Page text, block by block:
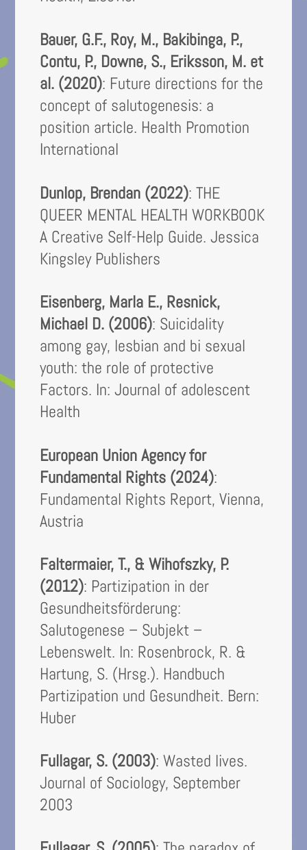
Bauer, G.F., Roy, M., Bakibinga, P.,
Contu, P., Downe, S., Eriksson, M. et
al. (2020): Future directions for the
concept of salutogenesis: a
position article. Health Promotion
International
Dunlop, Brendan (2022): THE
QUEER MENTAL HEALTH WORKBOOK
A Creative Self-Help Guide. Jessica
Kingsley Publishers
Eisenberg, Marla E., Resnick,
Michael D. (2006): Suicidality
among gay, lesbian and bi sexual
youth: the role of protective
Factors. In: Journal of adolescent
Health
European Union Agency for
Fundamental Rights (2024):
Fundamental Rights Report, Vienna,
Austria
Faltermaier, T., & Wihofszky, P.
(2012): Partizipation in der
Gesundheitsförderung:
Salutogenese – Subjekt –
Lebenswelt. In: Rosenbrock, R. &
Hartung, S. (Hrsg.). Handbuch
Partizipation und Gesundheit. Bern:
Huber
Fullagar, S. (2003): Wasted lives.
Journal of Sociology, September
2003